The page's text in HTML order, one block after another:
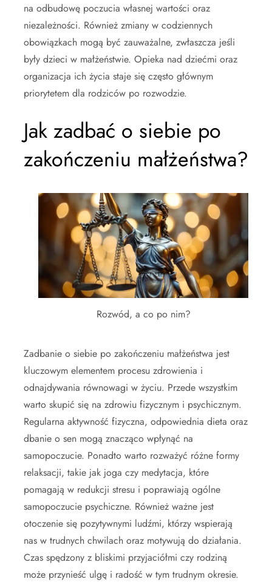
na odbudowę poczucia własnej wartości oraz
niezależności. Również zmiany w codziennych
obowiązkach mogą być zauważalne, zwłaszcza jeśli
były dzieci w małżeństwie. Opieka nad dziećmi oraz
organizacja ich życia staje się często głównym
priorytetem dla rodziców po rozwodzie.
Jak zadbać o siebie po
zakończeniu małżeństwa?
Rozwód, a co po nim?
Zadbanie o siebie po zakończeniu małżeństwa jest
kluczowym elementem procesu zdrowienia i
odnajdywania równowagi w życiu. Przede wszystkim
warto skupić się na zdrowiu fizycznym i psychicznym.
Regularna aktywność fizyczna, odpowiednia dieta oraz
dbanie o sen mogą znacząco wpłynąć na
samopoczucie. Ponadto warto rozważyć różne formy
relaksacji, takie jak joga czy medytacja, które
pomagają w redukcji stresu i poprawiają ogólne
samopoczucie psychiczne. Również ważne jest
otoczenie się pozytywnymi ludźmi, którzy wspierają
nas w trudnych chwilach oraz motywują do działania.
Czas spędzony z bliskimi przyjaciółmi czy rodziną
może przynieść ulgę i radość w tym trudnym okresie.